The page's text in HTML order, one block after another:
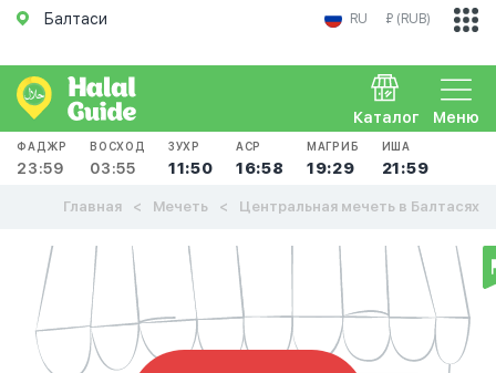
Балтаси RU ₽ (RUB)
Меню
Каталог
ФАДЖР
23:59
ВОСХОД
03:55
ЗУХР
11:50
АСР
16:58
МАГРИБ
19:29
ИША
21:59
Главная Мечеть Центральная мечеть в Балтасях